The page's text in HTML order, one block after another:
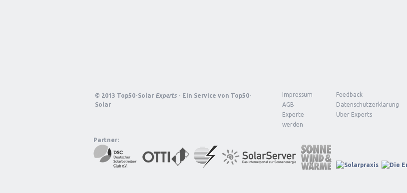
© 2013 Top50-Solar Experts - Ein Service von Top50-
Solar
Impressum
Feedback
AGB
Datenschutzerklärung
Experte
werden
Über Experts
Partner: